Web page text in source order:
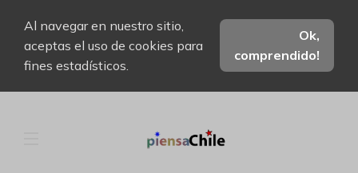
Al navegar en nuestro sitio,
aceptas el uso de cookies para
fines estadísticos.
Ok,
comprendido!